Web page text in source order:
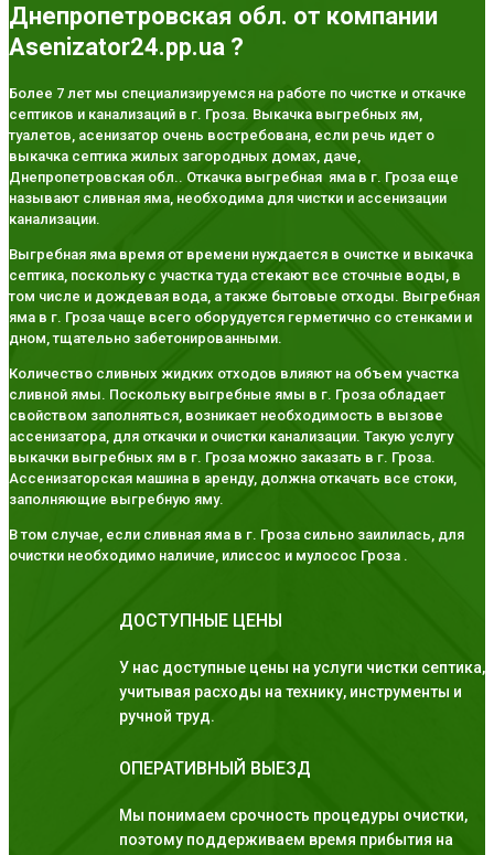
Днепропетровская обл. от компании
Asenizator24.pp.ua ?
Более 7 лет мы специализируемся на работе по чистке и откачке
септиков и канализаций в г. Гроза. Выкачка выгребных ям,
туалетов, асенизатор очень востребована, если речь идет о
выкачка септика жилых загородных домах, даче,
Днепропетровская обл.. Откачка выгребная яма в г. Гроза еще
называют сливная яма, необходима для чистки и ассенизации
канализации.
Выгребная яма время от времени нуждается в очистке и выкачка
септика, поскольку с участка туда стекают все сточные воды, в
том числе и дождевая вода, а также бытовые отходы. Выгребная
яма в г. Гроза чаще всего оборудуется герметично со стенками и
дном, тщательно забетонированными.
Количество сливных жидких отходов влияют на объем участка
сливной ямы. Поскольку выгребные ямы в г. Гроза обладает
свойством заполняться, возникает необходимость в вызове
ассенизатора, для откачки и очистки канализации. Такую услугу
выкачки выгребных ям в г. Гроза можно заказать в г. Гроза.
Ассенизаторская машина в аренду, должна откачать все стоки,
заполняющие выгребную яму.
В том случае, если сливная яма в г. Гроза сильно заилилась, для
очистки необходимо наличие, илиссос и мулосос Гроза .
ДОСТУПНЫЕ ЦЕНЫ
У нас доступные цены на услуги чистки септика,
учитывая расходы на технику, инструменты и
ручной труд.
ОПЕРАТИВНЫЙ ВЫЕЗД
Мы понимаем срочность процедуры очистки,
поэтому поддерживаем время прибытия на